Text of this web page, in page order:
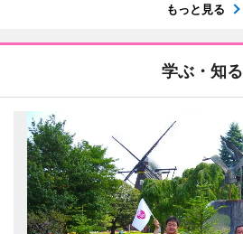
もっと見る
学ぶ・知る